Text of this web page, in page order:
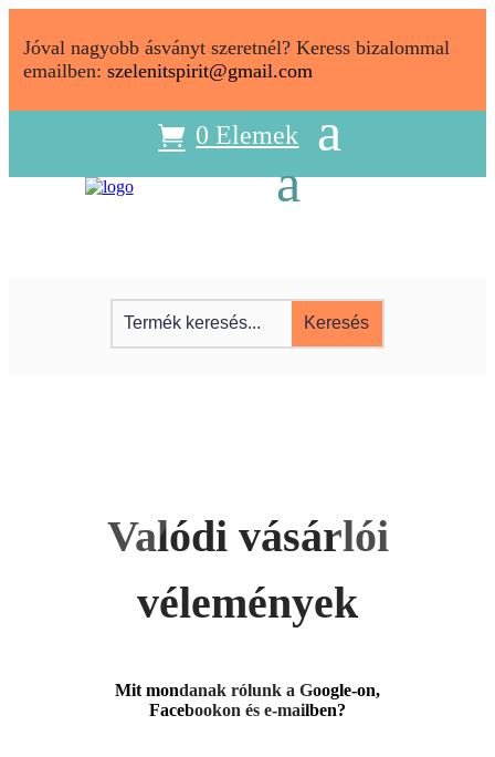
Jóval nagyobb ásványt szeretnél? Keress bizalommal
emailben: szelenitspirit@gmail.com
0 Elemek
Valódi vásárlói
vélemények
Mit mondanak rólunk a Google-on,
Facebookon és e-mailben?